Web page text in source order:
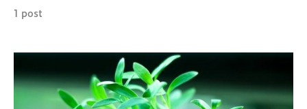
1 post